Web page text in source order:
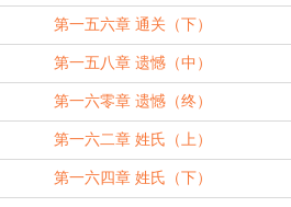
第一五六章 通关（下）
第一五八章 遗憾（中）
第一六零章 遗憾（终）
第一六二章 姓氏（上）
第一六四章 姓氏（下）